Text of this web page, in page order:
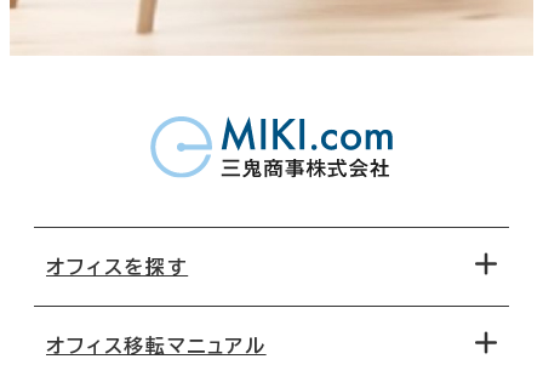
オフィスを探す
オフィス移転マニュアル